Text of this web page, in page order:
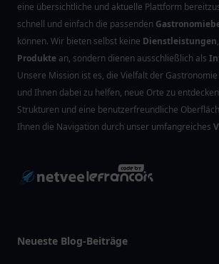
eine übersichtliche und aktuelle Plattform
schnell und einfach die passenden
können. Wir bieten selbst keine Dienstleistungen,
Produkte an, sondern dienen ausschließlich als
Unsere Mission ist es, die Vielfalt der
und Ihnen dabei zu helfen, neue Orte zu
Strukturen und eine benutzerfreundliche
Ihnen die Navigation durch unser umfangreiches
Neueste Blog-Beiträge